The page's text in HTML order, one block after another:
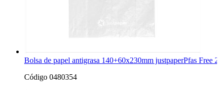
Bolsa de papel antigrasa 140+60x230mm justpaperPfas Free
Código 0480354